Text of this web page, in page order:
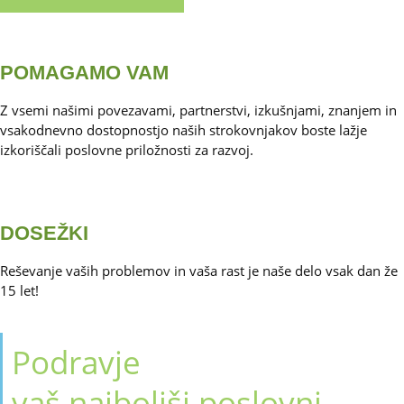
POMAGAMO VAM
Z vsemi našimi povezavami, partnerstvi, izkušnjami, znanjem in
vsakodnevno dostopnostjo naših strokovnjakov boste lažje
izkoriščali poslovne priložnosti za razvoj.
DOSEŽKI
Reševanje vaših problemov in vaša rast je naše delo vsak dan že
15 let!
Podravje